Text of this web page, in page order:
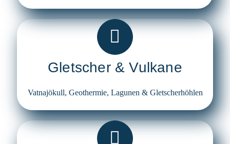
Gletscher & Vulkane
Vatnajökull, Geothermie, Lagunen & Gletscherhöhlen